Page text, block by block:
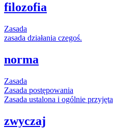
filozofia
Zasada
zasada działania czegoś.
norma
Zasada
Zasada postępowania
Zasada ustalona i ogólnie przyjęta
zwyczaj